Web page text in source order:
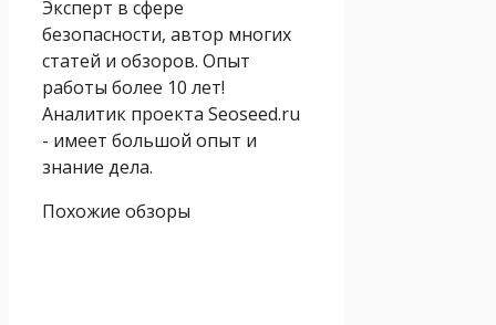
Эксперт в сфере
безопасности, автор многих
статей и обзоров. Опыт
работы более 10 лет!
Аналитик проекта Seoseed.ru
- имеет большой опыт и
знание дела.
Похожие обзоры